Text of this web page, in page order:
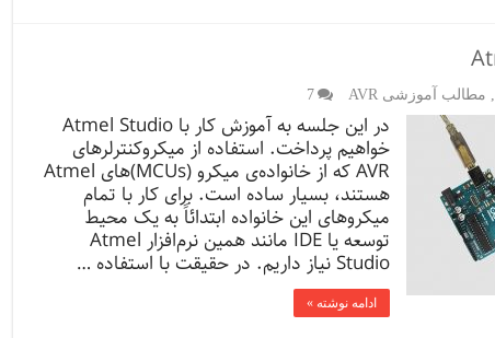
مطالب آموزشی AVR 7
در این جلسه به آموزش کار با Atmel Studio
خواهیم پرداخت. استفاده از میکروکنترلرهای
AVR که از خانواده‌ی میکرو (MCUs)‌های Atmel
هستند، بسیار ساده است. برای کار با تمام
میکروهای این خانواده ابتدائاً به یک محیط
توسعه یا IDE مانند همین نرم‌افزار Atmel
Studio نیاز داریم. در حقیقت با استفاده …
ادامه نوشته »